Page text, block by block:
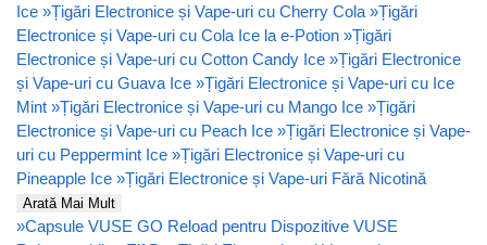
Ice »Țigări Electronice și Vape-uri cu Cherry Cola »Țigări
Electronice și Vape-uri cu Cola Ice la e-Potion »Țigări
Electronice și Vape-uri cu Cotton Candy Ice »Țigări Electronice
și Vape-uri cu Guava Ice »Țigări Electronice și Vape-uri cu Ice
Mint »Țigări Electronice și Vape-uri cu Mango Ice »Țigări
Electronice și Vape-uri cu Peach Ice »Țigări Electronice și Vape-
uri cu Peppermint Ice »Țigări Electronice și Vape-uri cu
Pineapple Ice »Țigări Electronice și Vape-uri Fără Nicotină
Arată Mai Mult
»Capsule VUSE GO Reload pentru Dispozitive VUSE